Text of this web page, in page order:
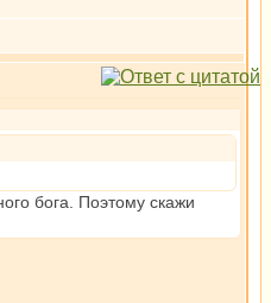
бога. Поэтому скажи